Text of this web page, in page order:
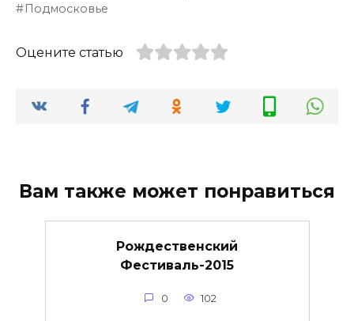
Подмосковье
Оцените статью
Вам также может понравиться
Рождественский
Фестиваль-2015
0 102